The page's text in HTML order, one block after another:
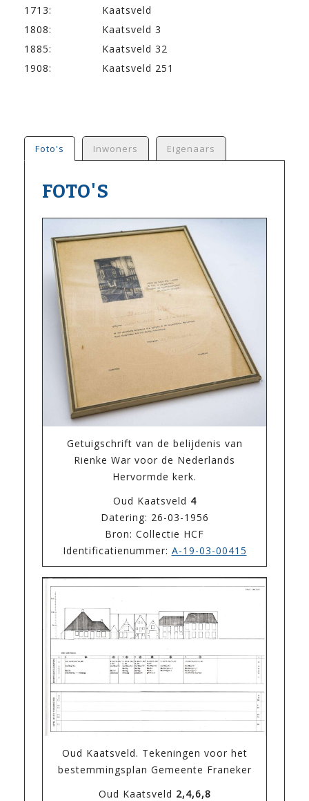
1713:
Kaatsveld
1808:
Kaatsveld 3
1885:
Kaatsveld 32
1908:
Kaatsveld 251
Foto's Inwoners Eigenaars
FOTO'S
Getuigschrift van de belijdenis van
Rienke War voor de Nederlands
Hervormde kerk.
Oud Kaatsveld 4
Datering: 26-03-1956
Bron: Collectie HCF
Identificatienummer: A-19-03-00415
Oud Kaatsveld. Tekeningen voor het
bestemmingsplan Gemeente Franeker
Oud Kaatsveld 2,4,6,8